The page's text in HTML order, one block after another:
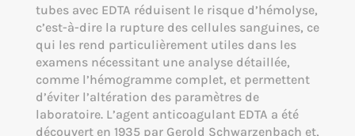
tubes avec EDTA réduisent le risque d’hémolyse,
c’est-à-dire la rupture des cellules sanguines, ce
qui les rend particulièrement utiles dans les
examens nécessitant une analyse détaillée,
comme l’hémogramme complet, et permettent
d’éviter l’altération des paramètres de
laboratoire. L’agent anticoagulant EDTA a été
découvert en 1935 par Gerold Schwarzenbach et,